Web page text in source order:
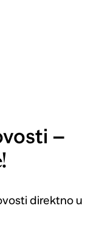
–
direktno u